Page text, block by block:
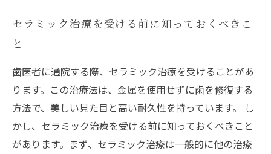
セラミック治療を受ける前に知っておくべきこ
と
歯医者に通院する際、セラミック治療を受けることがあ
ります。この治療法は、金属を使用せずに歯を修復する
方法で、美しい見た目と高い耐久性を持っています。 し
かし、セラミック治療を受ける前に知っておくべきこと
があります。まず、セラミック治療は一般的に他の治療